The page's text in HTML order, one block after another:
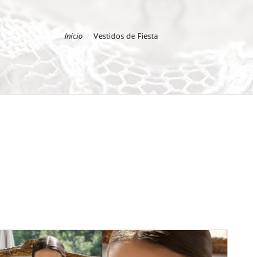
Inicio Vestidos de Fiesta